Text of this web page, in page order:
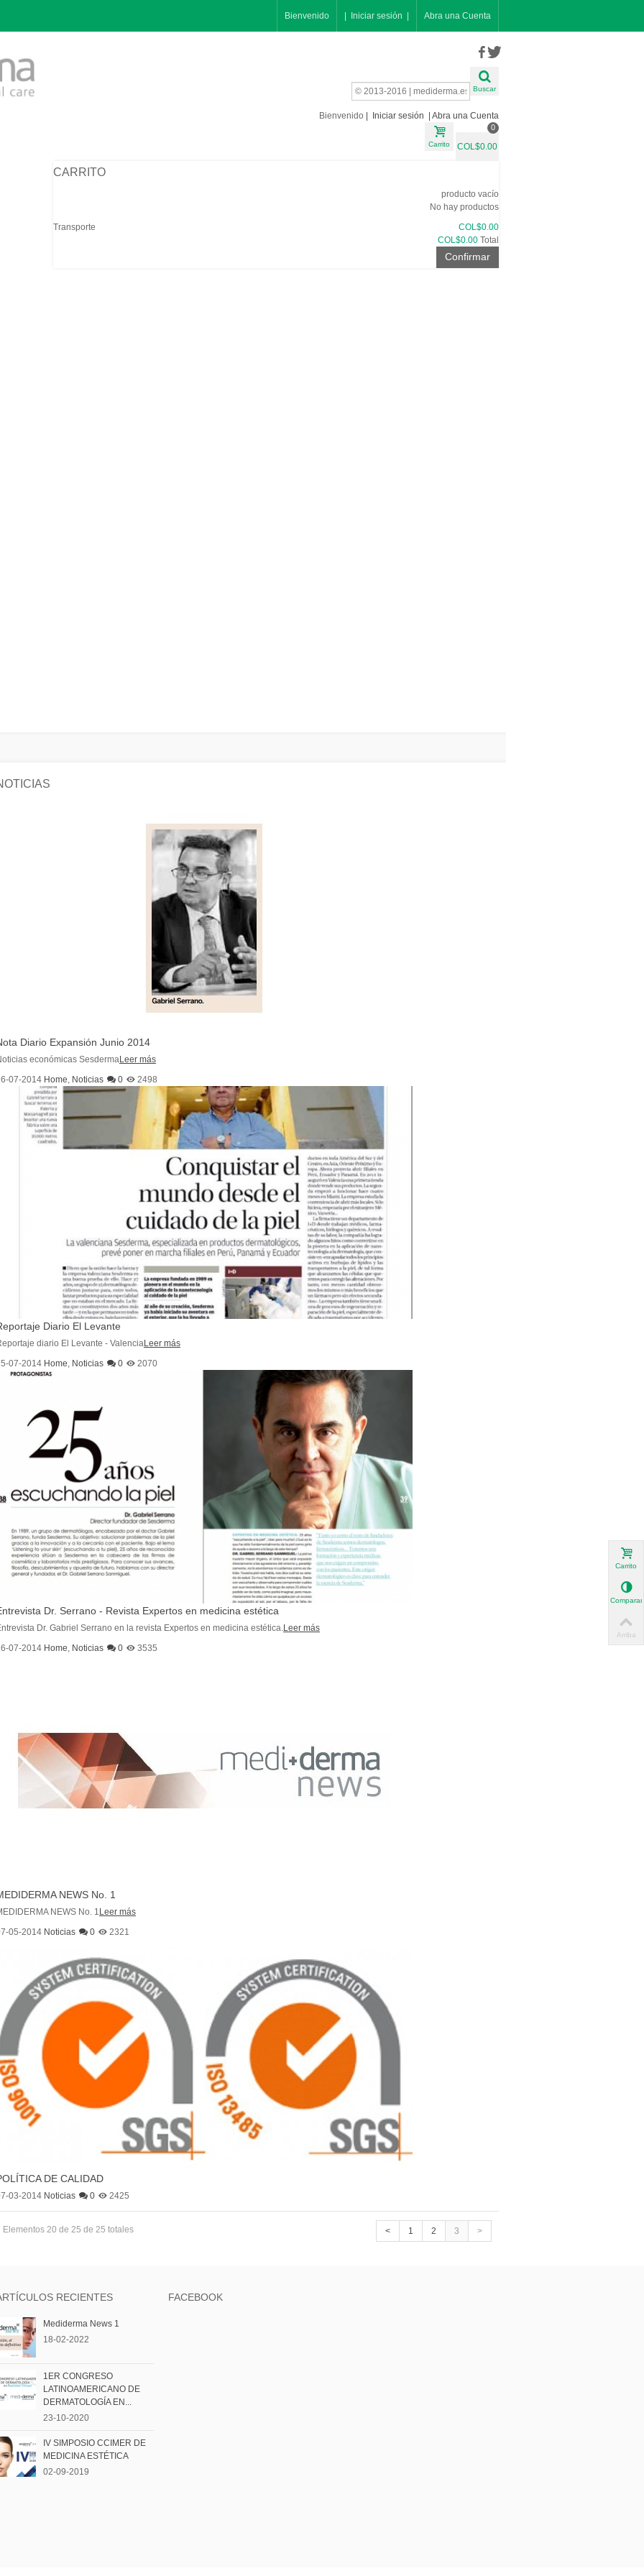
Bienvenido | Iniciar sesión | Abra una Cuenta
Buscar
Bienvenido | Iniciar sesión | Abra una Cuenta
Carrito
0
COL$0.00
CARRITO
producto vacío
No hay productos
COL$0.00
Transporte
COL$0.00 Total
Confirmar
Diario Expansión Junio 2014
económicas SesdermaLeer más
07-2014 Home, Noticias 0 2498
Diario El Levante
diario El Levante - ValenciaLeer más
07-2014 Home, Noticias 0 2070
Dr. Serrano - Revista Expertos en medicina estética
Dr. Gabriel Serrano en la revista Expertos en medicina estética.Leer más
07-2014 Home, Noticias 0 3535
NEWS No. 1
NEWS No. 1Leer más
05-2014 Noticias 0 2321
DE CALIDAD
03-2014 Noticias 0 2425
Elementos 20 de 25 de 25 totales < 1 2 3 >
RECIENTES
Mediderma News 1
18-02-2022
1ER CONGRESO
LATINOAMERICANO DE
DERMATOLOGÍA EN...
23-10-2020
IV SIMPOSIO CCIMER DE
MEDICINA ESTÉTICA
02-09-2019
FACEBOOK
Carrito
Comparar
Arriba